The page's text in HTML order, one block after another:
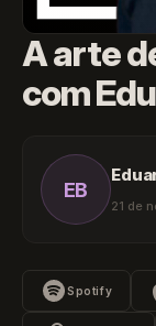
A arte
com
EB
21 de
Spotify